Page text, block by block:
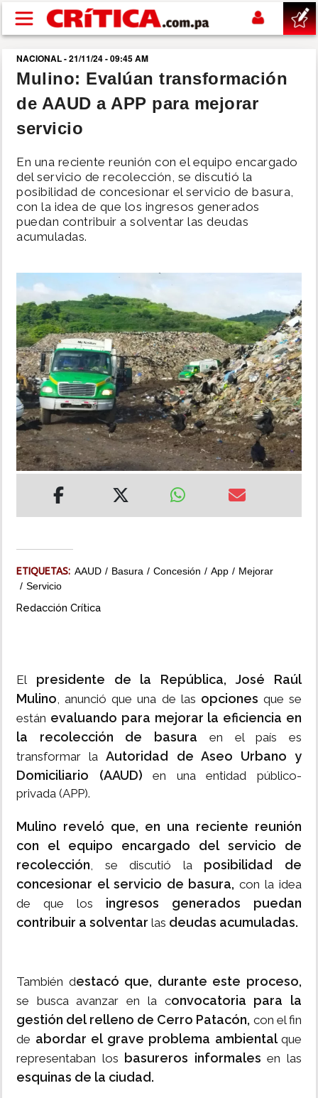
Pasar al contenido principal
buscar
SUCESOS
POLÍTICA
SHOW
MUNDO
INSÓLITAS
MULTIMEDIA
IMPRESO
NACIONAL - 21/11/24 - 09:45 AM
Mulino: Evalúan transformación
de AAUD a APP para mejorar
servicio
En una reciente reunión con el equipo encargado
del servicio de recolección, se discutió la
posibilidad de concesionar el servicio de basura,
con la idea de que los ingresos generados
puedan contribuir a solventar las deudas
acumuladas.
ETIQUETAS: AAUD Basura Concesión App
Mejorar
Servicio
Redacción Crítica
El presidente de la República, José Raúl
Mulino, anunció que una de las opciones que se
están evaluando para mejorar la eficiencia en
la recolección de basura en el país es
transformar laAutoridad de Aseo Urbano y
Domiciliario (AAUD)en una entidad público-
privada (APP).
Mulino reveló que, en una reciente reunión
con el equipo encargado del servicio de
recolección, se discutió la posibilidad de
concesionar el servicio de basura,con la idea
de que los ingresos generados puedan
contribuir a solventar las deudas acumuladas.
También destacó que, durante este proceso,
se busca avanzar en la convocatoria para la
gestión del relleno de Cerro Patacón, con el fin
de abordar el grave problema ambiental que
representaban los basureros informalesen las
esquinas de la ciudad.